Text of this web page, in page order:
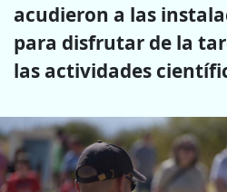
acudieron a las
para disfrutar de la
las actividades